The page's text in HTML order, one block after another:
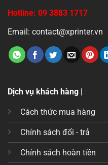
Hotline: 09 3883 1717
Email: contact@xprinter.vn
Dịch vụ khách hàng |
Cách thức mua hàng
Chính sách đổi - trả
Chính sách hoàn tiền